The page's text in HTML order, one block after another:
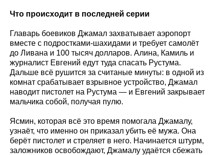
Что происходит в последней серии
Главарь боевиков Джамал захватывает аэропорт
вместе с подростками-шахидами и требует самолёт
до Ливана и 100 тысяч долларов. Алина, Камиль и
журналист Евгений едут туда спасать Рустума.
Дальше всё рушится за считаные минуты: в одной из
комнат срабатывает взрывное устройство, Джамал
наводит пистолет на Рустума — и Евгений закрывает
мальчика собой, получая пулю.
Ясмин, которая всё это время помогала Джамалу,
узнаёт, что именно он приказал убить её мужа. Она
берёт пистолет и стреляет в него. Начинается штурм,
заложников освобождают, Джамалу удаётся сбежать